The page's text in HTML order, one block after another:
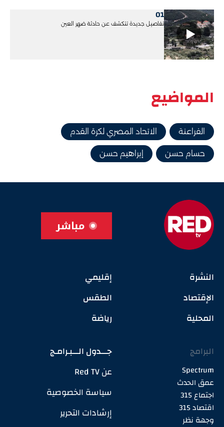
01
تفاصيل جديدة تتكشف عن حادثة ضهر العين
المواضيع
الفراعنة الاتحاد المصري لكرة القدم
حسام حسن إبراهيم حسن
مباشر
النشرة
الإقتصاد
المحلية
إقليمي
الطقس
رياضة
البرامج
Spectrum
عمق الحدث
اجتماع 315
اقتصاد 315
وجهة نظر
جـــدول الـــبـرامـج
عن Red TV
سياسة الخصوصية
إرشادات التحرير